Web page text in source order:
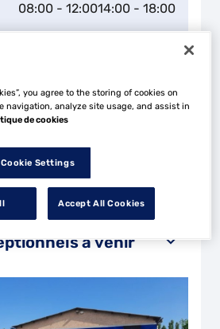
08:00 - 12:0014:00 - 18:00
08:00 - 12:0014:00 - 18:00
Fermé
à venir
you agree to the storing of cookies on
navigation, analyze site usage, and assist in
de cookies
Cookie Settings
Accept All Cookies